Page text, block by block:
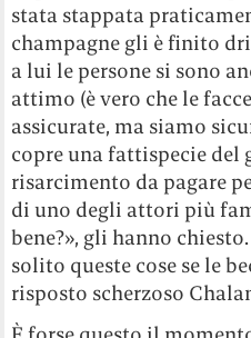
stata stappata
champagne gli è finito
a lui le persone si sono
attimo (è vero che le
assicurate, ma siamo
copre una fattispecie del
risarcimento da pagare
di uno degli attori più
bene?», gli hanno
solito queste cose se le
risposto scherzoso